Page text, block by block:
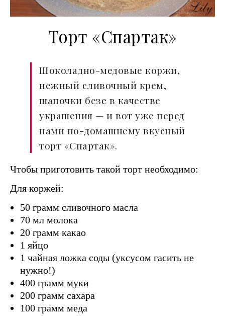
Торт «Спартак»
Шоколадно-медовые коржи,
нежный сливочный крем,
шапочки безе в качестве
украшения — и вот уже перед
нами по-домашнему вкусный
торт «Спартак».
Чтобы приготовить такой торт необходимо:
Для коржей:
50 грамм сливочного масла
70 мл молока
20 грамм какао
1 яйцо
1 чайная ложка соды (уксусом гасить не
нужно!)
400 грамм муки
200 грамм сахара
100 грамм меда